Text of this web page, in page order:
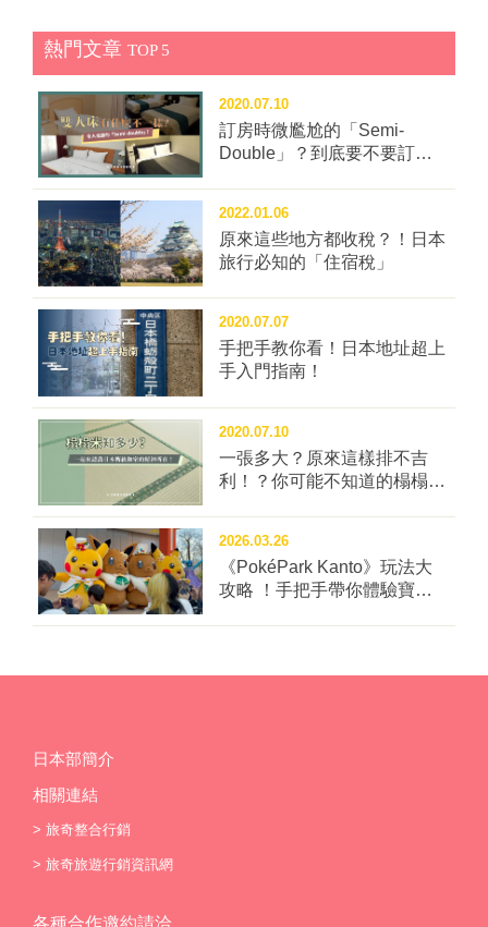
造訪的在地店家。位於大德寺巨木旁、低調靜立的古
民...
每周二、四、六直飛往返仙台機場，高雄每周一、三、
六往返仙台機場，即日起單程未稅3,099元起，不論北部
或南部旅客，都能輕鬆安排一趟說走就走的仙台旅行。
▲台灣虎航台北高雄直飛仙台，每周六班，即日起單程
未稅3,099元起。 圖：台灣虎航／來源 樂都仙台跟著
節奏走 邊聽邊逛轉角聽見音樂 仙台向來以「音樂之
都」聞名，城市的節奏，往往從一場音樂祭開始。春天
最受矚目的，莫過於ARABAKI 搖滾音樂節。這場被譽
為東北地區規模最大的春季戶外音樂祭，每年於四月下
旬在陸奧生態營地登場。多個戶外舞台同時開唱，從日
本搖滾名團到新世代樂團輪番上陣，兩天吸引約四至五
萬名樂迷共襄盛舉。草地、帳篷、音樂與春風交織，將
東北的自然風景與搖滾文化融合成一場獨特的旅行體
驗。 ▲定禪寺大街爵士音樂節將仙台化身為露天舞
台。 圖：仙台市／提供 九月「定禪寺大街爵士音樂
節」，是日本東北最具代表性的城市型音樂盛會。整座
城市則化身為露天舞台，定禪寺通、勾當台公園與商店
街隨處可見演出舞台，多數表演免費欣賞。旅人只需跟
著人潮漫步，就能在街角與音樂不期而遇。 同樣在秋季
登場的，還有主打「短時間、低票價」的仙台古典音樂
祭。音樂不再局限於音樂廳，而是走進市民廣場、媒體
中心與戶外空間，讓初次接觸古典樂的旅人，也能自在
參與。 ▲仙台古典音樂祭讓旅人自在參與。 圖：仙台
市／提供 夜晚想要更熱鬧的節奏，十月的
熱門文章 TOP 5
2020.07.10
訂房時微尷尬的「Semi-
Double」？到底要不要訂這
2022.01.06
原來這些地方都收稅？！日本
旅行必知的「住宿稅」
2020.07.07
手把手教你看！日本地址超上
手入門指南！
2020.07.10
一張多大？原來這樣排不吉
利！？你可能不知道的榻榻米
2026.03.26
《PokéPark Kanto》玩法大
攻略 ！手把手帶你體驗寶可
日本部簡介
相關連結
> 旅奇整合行銷
> 旅奇旅遊行銷資訊網